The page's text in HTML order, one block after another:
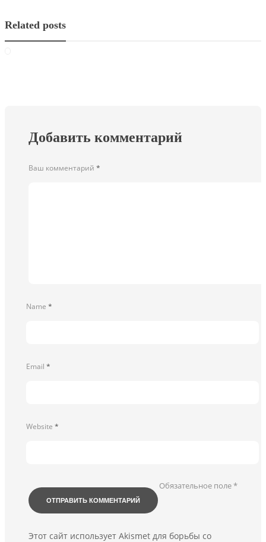
Related posts
Добавить комментарий
Ваш комментарий *
Name *
Email *
Website *
Обязательное поле*
Этот сайт использует Akismet для борьбы со